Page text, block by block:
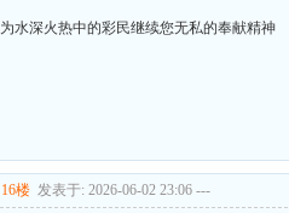
为水深火热中的彩民继续您无私的奉献精神
16楼 发表于: 2026-06-02 23:06 ---